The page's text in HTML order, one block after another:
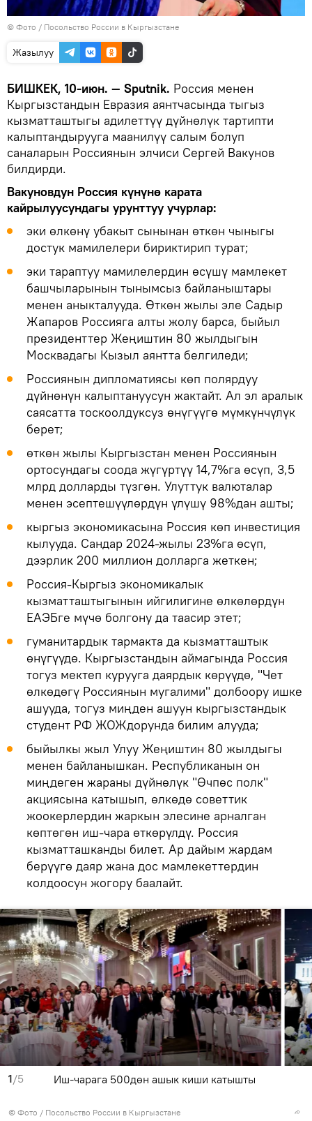
© Фото / Посольство России в Кыргызстане
Жазылуу
БИШКЕК, 10-июн. — Sputnik. Россия менен
Кыргызстандын Евразия аянтчасында тыгыз
кызматташтыгы адилеттүү дүйнөлүк тартипти
калыптандырууга маанилүү салым болуп
саналарын Россиянын элчиси Сергей Вакунов
билдирди.
Вакуновдун Россия күнүнө карата
кайрылуусундагы урунттуу учурлар:
эки өлкөнү убакыт сынынан өткөн чыныгы
достук мамилелери бириктирип турат;
эки тараптуу мамилелердин өсүшү мамлекет
башчыларынын тынымсыз байланыштары
менен аныкталууда. Өткөн жылы эле Садыр
Жапаров Россияга алты жолу барса, быйыл
президенттер Жеңиштин 80 жылдыгын
Москвадагы Кызыл аянтта белгиледи;
Россиянын дипломатиясы көп полярдуу
дүйнөнүн калыптануусун жактайт. Ал эл аралык
саясатта тоскоолдуксуз өнүгүүгө мүмкүнчүлүк
берет;
өткөн жылы Кыргызстан менен Россиянын
ортосундагы соода жүгүртүү 14,7%га өсүп, 3,5
млрд долларды түзгөн. Улуттук валюталар
менен эсептешүүлөрдүн үлүшү 98%дан ашты;
кыргыз экономикасына Россия көп инвестиция
кылууда. Сандар 2024-жылы 23%га өсүп,
дээрлик 200 миллион долларга жеткен;
Россия-Кыргыз экономикалык
кызматташтыгынын ийгилигине өлкөлөрдүн
ЕАЭБге мүчө болгону да таасир этет;
гуманитардык тармакта да кызматташтык
өнүгүүдө. Кыргызстандын аймагында Россия
тогуз мектеп курууга даярдык көрүүдө, "Чет
өлкөдөгү Россиянын мугалими" долбоору ишке
ашууда, тогуз миңден ашуун кыргызстандык
студент РФ ЖОЖдорунда билим алууда;
быйылкы жыл Улуу Жеңиштин 80 жылдыгы
менен байланышкан. Республиканын он
миңдеген жараны дүйнөлүк "Өчпөс полк"
акциясына катышып, өлкөдө советтик
жоокерлердин жаркын элесине арналган
көптөгөн иш-чара өткөрүлдү. Россия
кызматташканды билет. Ар дайым жардам
берүүгө даяр жана дос мамлекеттердин
колдоосун жогору баалайт.
1/5
© Фото / Посольство России в Кыргызстане
Иш-чарага 500дөн ашык киши катышты